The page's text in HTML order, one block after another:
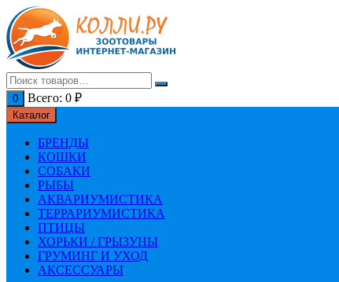
Перейти
к
содержимому
0 Всего: 0 ₽
Каталог
БРЕНДЫ
КОШКИ
СОБАКИ
РЫБЫ
АКВАРИУМИСТИКА
ТЕРРАРИУМИСТИКА
ПТИЦЫ
ХОРЬКИ / ГРЫЗУНЫ
ГРУМИНГ И УХОД
АКСЕССУАРЫ